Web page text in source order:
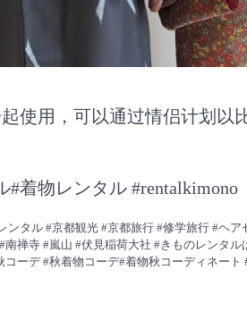
使用，可以通过情侣计划以
#着物レンタル #rentalkimono
ンタル #京都観光 #京都旅行 #修学旅行 #ヘア
南禅寺 #嵐山 #伏見稲荷大社 #きものレンタル
コーデ #秋着物コーデ#着物秋コーディネート